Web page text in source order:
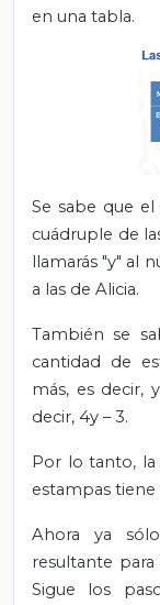
en una tabla.
Se sabe que
cuádruple de
llamarás "y" al
a las de Alicia.
También se
cantidad de
más, es decir,
decir, 4y – 3.
Por lo tanto, la
estampas tiene
Ahora ya
resultante
Sigue los